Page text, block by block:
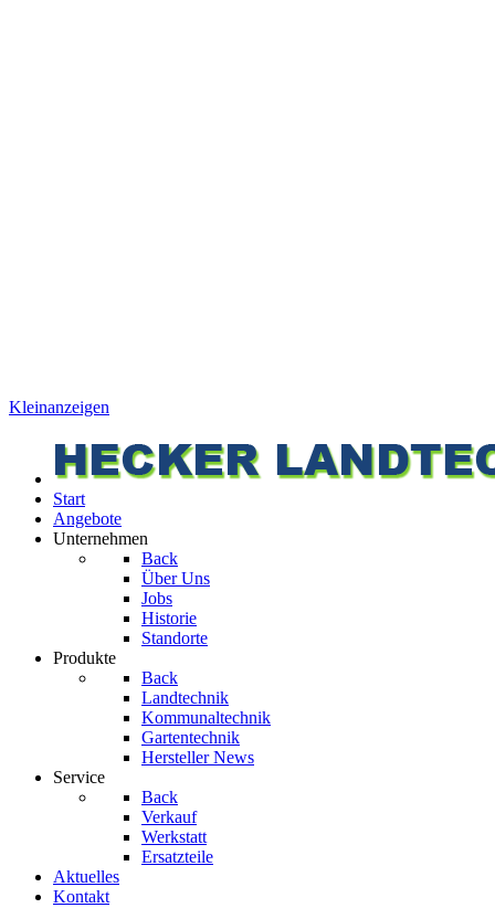
Kleinanzeigen
Start
Angebote
Unternehmen
Back
Über Uns
Jobs
Historie
Standorte
Produkte
Back
Landtechnik
Kommunaltechnik
Gartentechnik
Hersteller News
Service
Back
Verkauf
Werkstatt
Ersatzteile
Aktuelles
Kontakt